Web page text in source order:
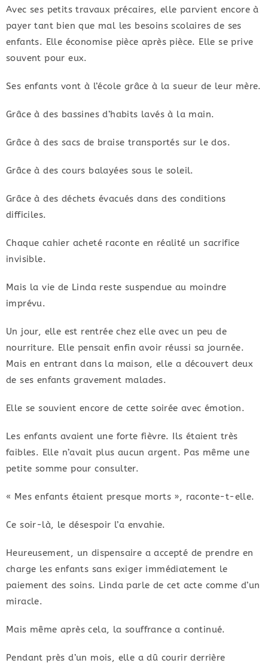
Avec ses petits travaux précaires, elle parvient encore à
payer tant bien que mal les besoins scolaires de ses
enfants. Elle économise pièce après pièce. Elle se prive
souvent pour eux.
Ses enfants vont à l’école grâce à la sueur de leur mère.
Grâce à des bassines d’habits lavés à la main.
Grâce à des sacs de braise transportés sur le dos.
Grâce à des cours balayées sous le soleil.
Grâce à des déchets évacués dans des conditions
difficiles.
Chaque cahier acheté raconte en réalité un sacrifice
invisible.
Mais la vie de Linda reste suspendue au moindre
imprévu.
Un jour, elle est rentrée chez elle avec un peu de
nourriture. Elle pensait enfin avoir réussi sa journée.
Mais en entrant dans la maison, elle a découvert deux
de ses enfants gravement malades.
Elle se souvient encore de cette soirée avec émotion.
Les enfants avaient une forte fièvre. Ils étaient très
faibles. Elle n’avait plus aucun argent. Pas même une
petite somme pour consulter.
« Mes enfants étaient presque morts », raconte-t-elle.
Ce soir-là, le désespoir l’a envahie.
Heureusement, un dispensaire a accepté de prendre en
charge les enfants sans exiger immédiatement le
paiement des soins. Linda parle de cet acte comme d’un
miracle.
Mais même après cela, la souffrance a continué.
Pendant près d’un mois, elle a dû courir derrière